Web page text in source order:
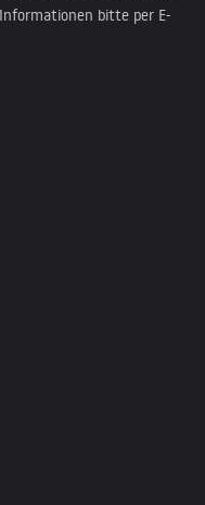
bitte per E-